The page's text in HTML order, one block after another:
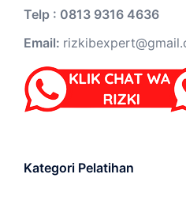
Telp : 0813 9316 4636
Email:
Kategori Pelatihan